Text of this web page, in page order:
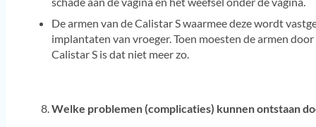
De armen van de Calistar S waarmee deze wordt
implantaten van vroeger. Toen moesten de armen
Calistar S is dat niet meer zo.
Welke problemen (complicaties) kunnen ontstaan